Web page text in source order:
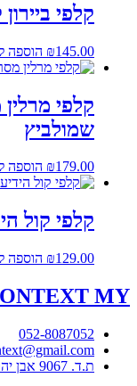
קלפי ביירון
₪145.00 הוספה
קלפי
שמולביץ
₪179.00 הוספה
קלפי קול
₪129.00 הוספה
MY
052-8087052
ת.ד. 9067 אבן יהודה מיקוד 40500